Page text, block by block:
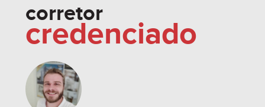
corretor
credenciado